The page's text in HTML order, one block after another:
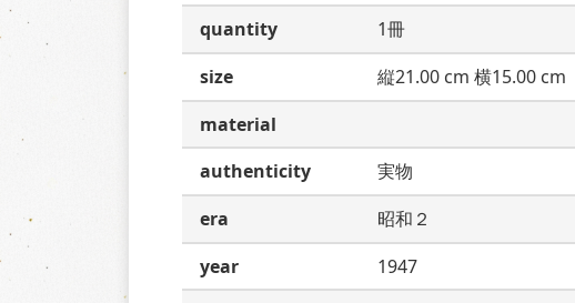
quantity
1冊
size
縦21.00 cm 横15.00 cm
material
authenticity
実物
era
昭和２
year
1947